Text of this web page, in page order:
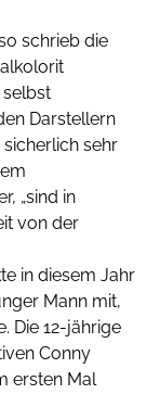
schrieb die
selbst
Darstellern
sehr
„sind in
von der
in diesem Jahr
Mann mit,
Die 12-jährige
Conny
ersten Mal